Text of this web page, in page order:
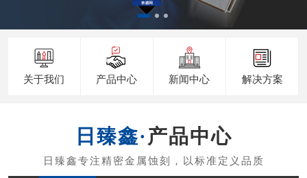
关于我们 产品中心 新闻中心 解决方案
产品中心